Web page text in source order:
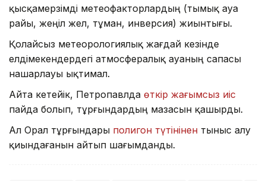
қысқамерзімді метеофакторлардың (тымық ауа
райы, жеңіл жел, тұман, инверсия) жиынтығы.
Қолайсыз метеорологиялық жағдай кезінде
елдімекендердегі атмосфералық ауаның сапасы
нашарлауы ықтимал.
Айта кетейік, Петропавлда өткір жағымсыз иіс
пайда болып, тұрғындардың мазасын қашырды.
Ал Орал тұрғындары полигон түтінінен тыныс алу
қиындағанын айтып шағымданды.